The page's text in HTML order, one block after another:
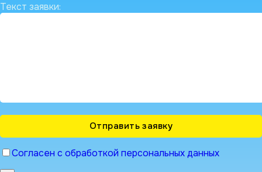
Текст заявки:
Согласен с обработкой персональных данных